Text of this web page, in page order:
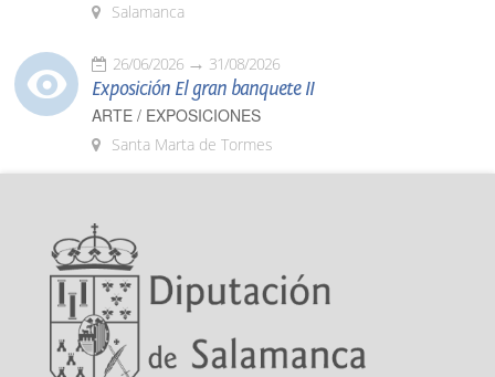
Salamanca
26/06/2026 31/08/2026
Exposición El gran banquete II
ARTE / EXPOSICIONES
Santa Marta de Tormes